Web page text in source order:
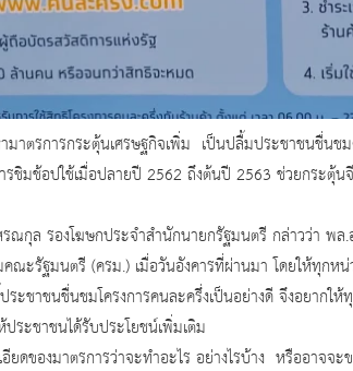
ามาตรการกระตุ้นเศรษฐกิจเพิ่ม เป็นปลื้มประชาชนชื่
ชิมช้อปใช้เมื่อปลายปี 2562 ถึงต้นปี 2563 ช่วยกระตุ้
ณกุล รองโฆษกประจำสำนักนายกรัฐมนตรี กล่าวว่า พ
ณะรัฐมนตรี (ครม.) เมื่อวันอังคารที่ผ่านมา โดยให้ทุกหน่
ะชาชนชื่นชมโครงการคนละครึ่งเป็นอย่างดี จึงอยากใ
ระชาชนได้รับประโยชน์เพิ่มเติม
ดของมาตรการว่าจะทำอะไร อย่างไรบ้าง หรืออาจจ